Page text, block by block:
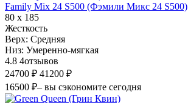
Family Mix 24 S500 (Фэмили Микс 24 S500)
80 х 185
Жесткость
Верх: Средняя
Низ: Умеренно-мягкая
4.8 4отзывов
24700 ₽ 41200 ₽
16500 ₽– вы сэкономите сегодня